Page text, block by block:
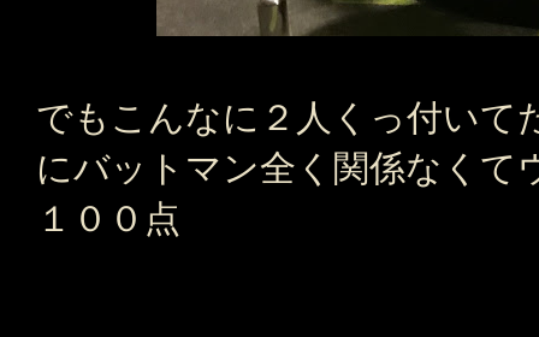
でもこんなに２人くっ付い
にバットマン全く関係なく
１００点